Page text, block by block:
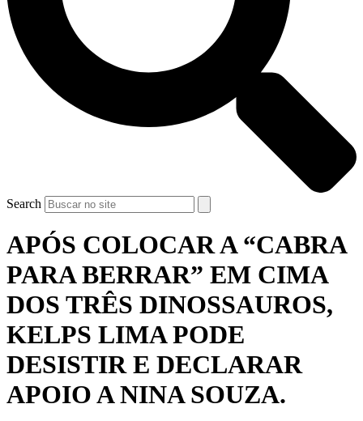
Search
APÓS COLOCAR A “CABRA
PARA BERRAR” EM CIMA
DOS TRÊS DINOSSAUROS,
KELPS LIMA PODE
DESISTIR E DECLARAR
APOIO A NINA SOUZA.